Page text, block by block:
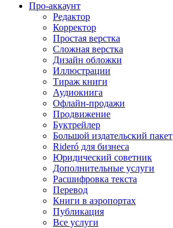
Про-аккаунт
Редактор
Корректор
Простая верстка
Сложная верстка
Дизайн обложки
Иллюстрации
Тираж книги
Аудиокнига
Офлайн-продажи
Продвижение
Буктрейлер
Большой издательский пакет
Rideró для бизнеса
Юридический советник
Дополнительные услуги
Расшифровка текста
Перевод
Книги в аэропортах
Публикация
Все услуги